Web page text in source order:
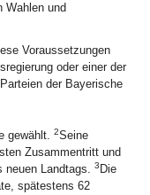
Wahlen und
Voraussetzungen
oder einer der
der Bayerische
gewählt. 2Seine
Zusammentritt und
neuen Landtags. 3 Die
spätestens 62